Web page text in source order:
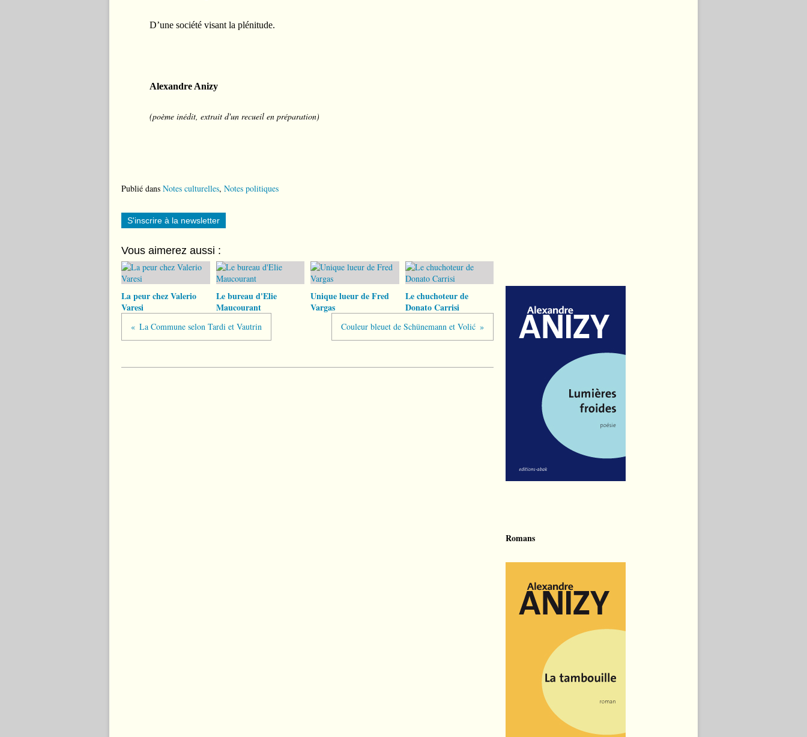
D’une société visant la plénitude.
Alexandre Anizy
(poème inédit, extrait d'un recueil en préparation)
Publié dans Notes culturelles, Notes politiques
S'inscrire à la newsletter
Vous aimerez aussi :
La peur chez Valerio
Varesi
Le bureau d'Elie
Maucourant
Unique lueur de Fred
Vargas
Le chuchoteur de
Donato Carrisi
La Commune selon Tardi et Vautrin Couleur bleuet de Schünemann et Volić
Romans